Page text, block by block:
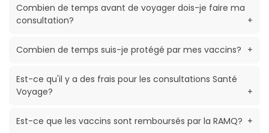
Combien de temps avant de voyager dois-je faire ma
consultation?
+
Combien de temps suis-je protégé par mes vaccins? +
Est-ce qu'il y a des frais pour les consultations Santé
Voyage?
+
Est-ce que les vaccins sont remboursés par la RAMQ? +